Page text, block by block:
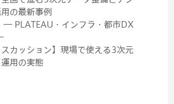
の最新事例
・インフラ・都市DX
スカッション】現場で使える3次元
用の実態